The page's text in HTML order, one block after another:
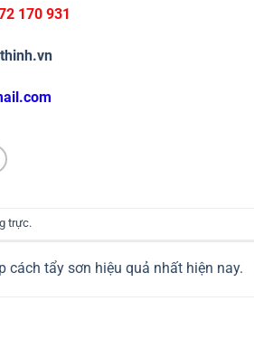
170 931
trực.
cách tẩy sơn hiệu quả nhất hiện nay.